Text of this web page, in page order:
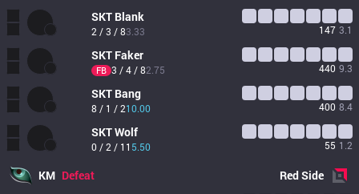
SKT Blank
2 / 3 / 83.33 147 3.1
SKT Faker
FB 3 / 4 / 82.75 440 9.3
SKT Bang
8 / 1 / 210.00 400 8.4
SKTWolf
0 / 2 / 11 5.50 55 1.2
KM Defeat RedSide